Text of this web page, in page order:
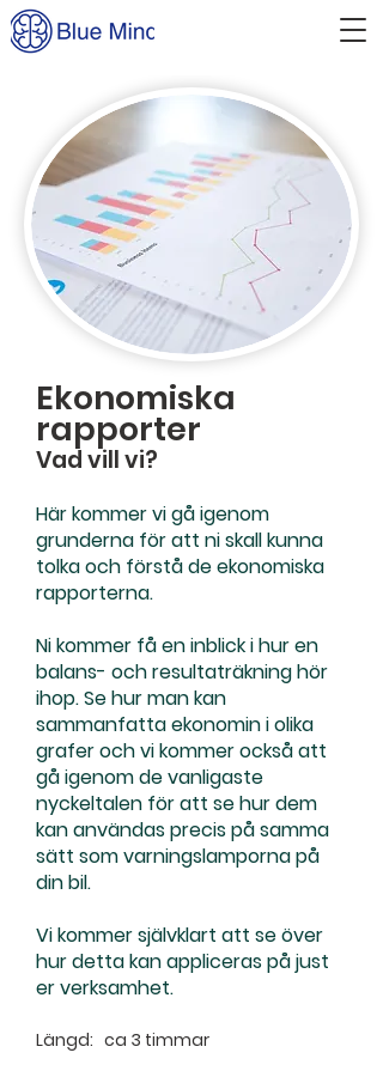
Ekonomiska
rapporter
Vad vill vi?
Här kommer vi gå igenom
grunderna för att ni skall kunna
tolka och förstå de ekonomiska
rapporterna.
Ni kommer få en inblick i hur en
balans- och resultaträkning hör
ihop. Se hur man kan
sammanfatta ekonomin i olika
grafer och vi kommer också att
gå igenom de vanligaste
nyckeltalen för att se hur dem
kan användas precis på samma
sätt som varningslamporna på
din bil.
Vi kommer självklart att se över
hur detta kan appliceras på just
er verksamhet.
Längd: ca 3 timmar